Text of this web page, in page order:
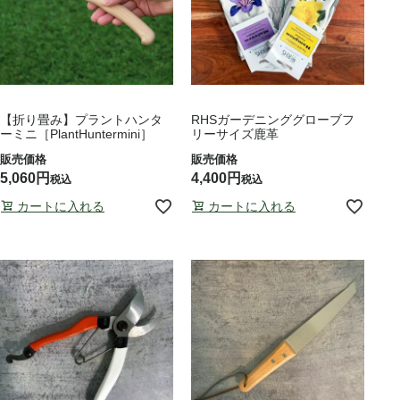
【折り畳み】プラントハンタ
ーミニ［PlantHuntermini］
5,060 税込
カートに入れる
RHSガーデニンググローブフ
リーサイズ鹿革
4,400 税込
カートに入れる